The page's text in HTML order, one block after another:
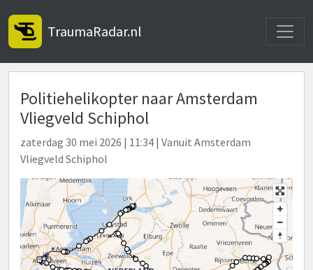
TraumaRadar.nl
Politiehelikopter naar Amsterdam
Vliegveld Schiphol
zaterdag 30 mei 2026 | 11:34 | Vanuit Amsterdam
Vliegveld Schiphol